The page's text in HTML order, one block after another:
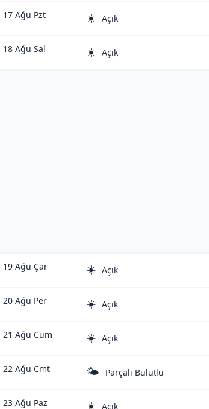
17 Ağu Pzt ☀️ Açık
18 Ağu Sal ☀️ Açık
19 Ağu Çar ☀️ Açık
20 Ağu Per ☀️ Açık
21 Ağu Cum ☀️ Açık
22 Ağu Cmt 🌤️ Parçalı Bulutlu
23 Ağu Paz ☀️ Açık